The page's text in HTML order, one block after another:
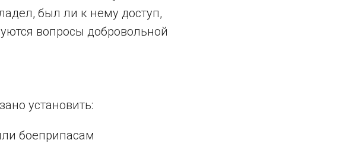
был ли к нему доступ,
вопросы добровольной
установить:
боеприпасам